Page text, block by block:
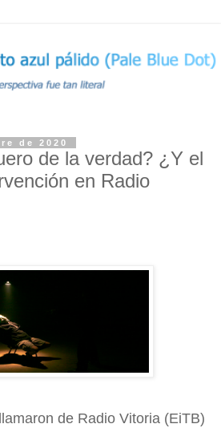
de 2020
de la verdad? ¿Y el
en Radio
de Radio Vitoria (EiTB)